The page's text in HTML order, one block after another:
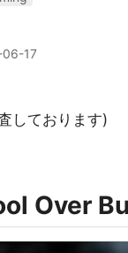
06-17
しております)
Over